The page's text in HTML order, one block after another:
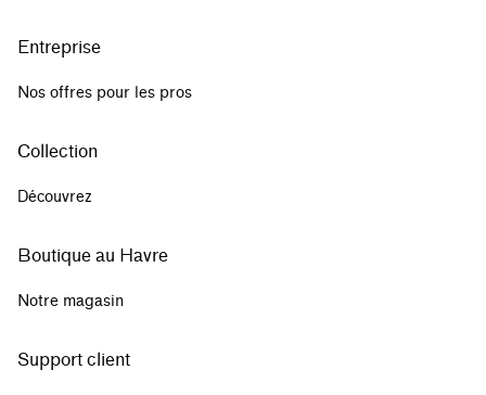
Entreprise
Nos offres pour les pros
Collection
Découvrez
Boutique au Havre
Notre magasin
Support client